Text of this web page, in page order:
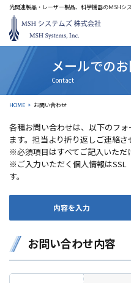
光関連製品・レーザー製品、科学機器のＭSHシ
メールでの
HOME お問い合わせ
各種お問い合わせは、以下のフ
ます。担当より折り返しご連絡さ
※必須項目はすべてご記入いただ
※ご入力いただく個人情報はSSL
す。
内容を入力
お問い合わせ内容